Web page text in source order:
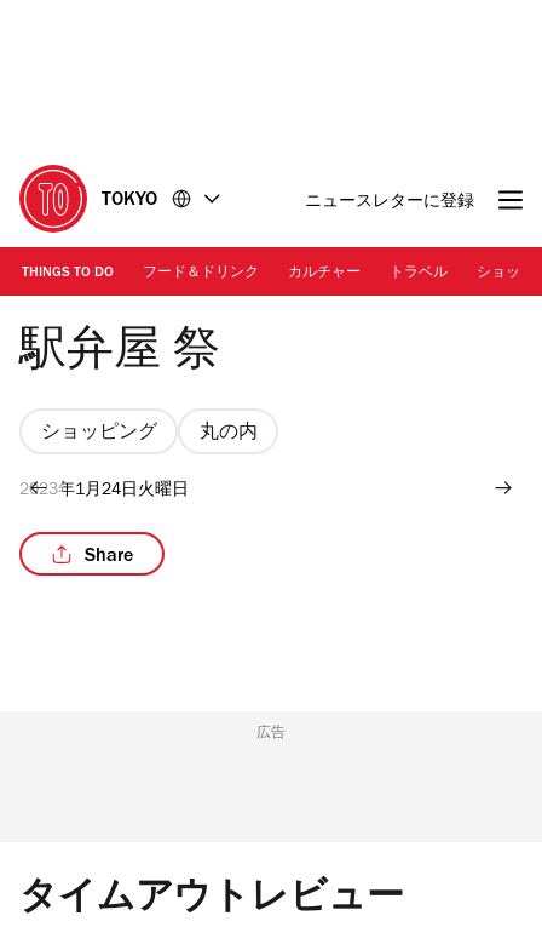
に
移
動
移
動
TOKYO ニュースレターに登録
THINGS TO DO フード＆ドリンク カルチャー トラベル ショッピ
駅弁屋 祭
駅弁屋 祭
ショッピング 丸の内
2023年1月24日火曜日
Share
広告
タイムアウトレビュー